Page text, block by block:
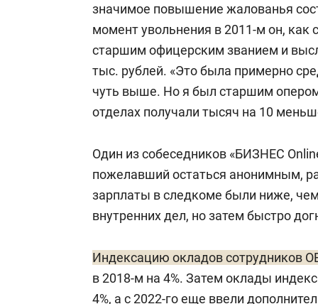
значимое повышение жалованья
момент увольнения в 2011-м он,
старшим офицерским званием и
тыс. рублей. «Это была примерно
чуть выше. Но я был старшим
отделах получали тысяч на 10
Один из собеседников «БИЗНЕС
пожелавший остаться анонимным,
зарплаты в следкоме были ниже,
внутренних дел, но затем быстро
Индексацию окладов сотрудников
в 2018-м на 4%. Затем оклады
4%, а с 2022-го еще ввели